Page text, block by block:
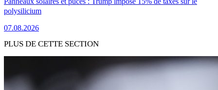
polysilicium
07.08.2026
PLUS DE CETTE SECTION